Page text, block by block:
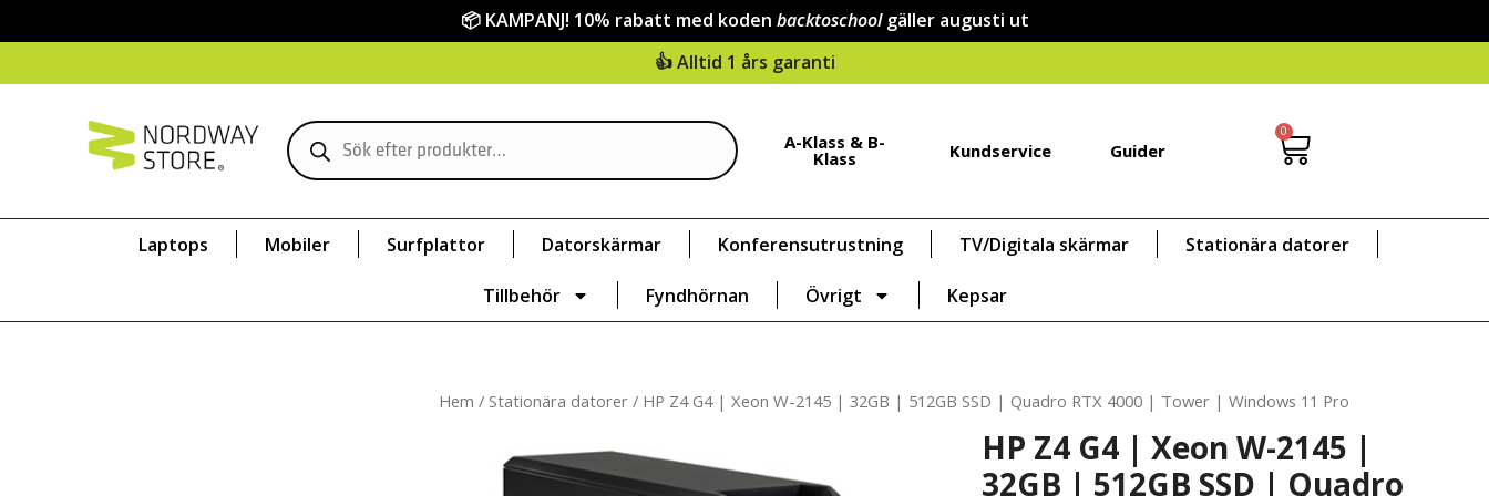
📦 KAMPANJ! 10% rabatt med koden backtoschool gäller augusti ut
👍 Alltid 1 års garanti
A-Klass & B-
Klass Kundservice Guider
0
Laptops Mobiler Surfplattor Datorskärmar Konferensutrustning TV/Digitala skärmar Stationära datorer
Tillbehör Fyndhörnan Övrigt Kepsar
Hem / Stationära datorer / HP Z4 G4 | Xeon W-2145 | 32GB | 512GB SSD | Quadro RTX 4000 | Tower | Windows 11 Pro
HP Z4 G4 | Xeon W-2145 |
32GB | 512GB SSD | Quadro